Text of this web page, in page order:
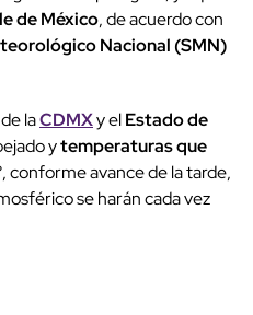
de México, de acuerdo con
Nacional (SMN)
laCDMXy elEstado de
ytemperaturas que
, conforme avance de la tarde,
se harán cada vez